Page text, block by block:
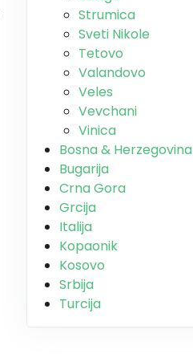
Strumica
Sveti Nikole
Tetovo
Valandovo
Veles
Vevchani
Vinica
Bosna & Herzegovina
Bugarija
Crna Gora
Grcija
Italija
Kopaonik
Kosovo
Srbija
Turcija